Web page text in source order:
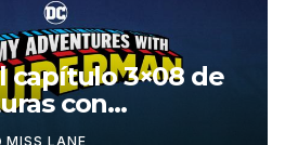
capítulo 3×08 de
con
MISS LANE